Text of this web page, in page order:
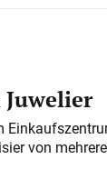
von